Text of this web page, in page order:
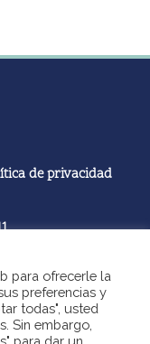
de privacidad
para ofrecerle la
preferencias y
todas", usted
Sin embargo,
para dar un